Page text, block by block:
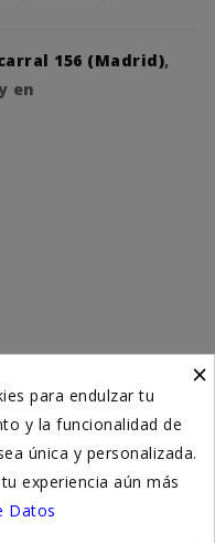
156 (Madrid),
en
×
para endulzar tu
y la funcionalidad de
única y personalizada.
experiencia aún más
Datos